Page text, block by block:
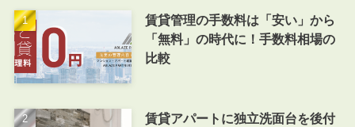
賃貸管理の手数料は「安い」から
「無料」の時代に！手数料相場の
比較
賃貸アパートに独立洗面台を後付